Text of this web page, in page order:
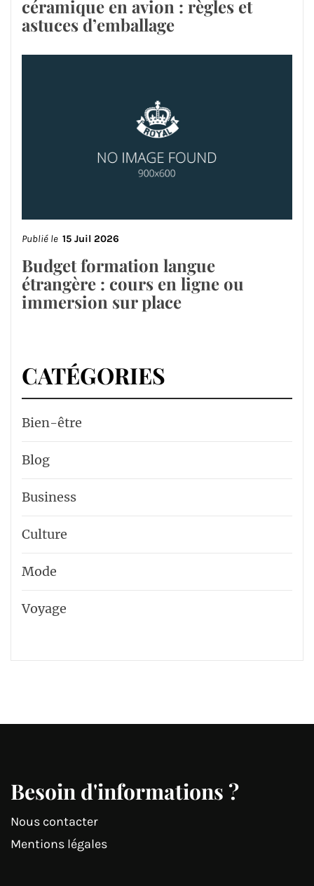
céramique en avion : règles et
astuces d’emballage
Publié le 15 Juil 2026
Budget formation langue
étrangère : cours en ligne ou
immersion sur place
CATÉGORIES
Bien-être
Blog
Business
Culture
Mode
Voyage
Besoin d'informations ?
Nous contacter
Mentions légales